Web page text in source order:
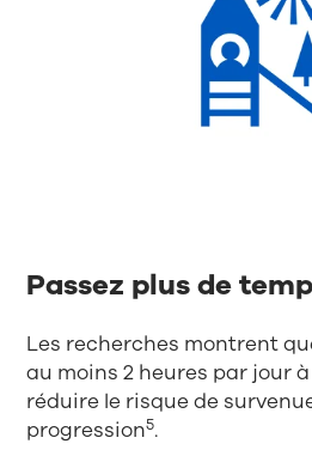
Passez plus de
Les recherches montrent
au moins 2 heures par jour
réduire le risque de
progression5.